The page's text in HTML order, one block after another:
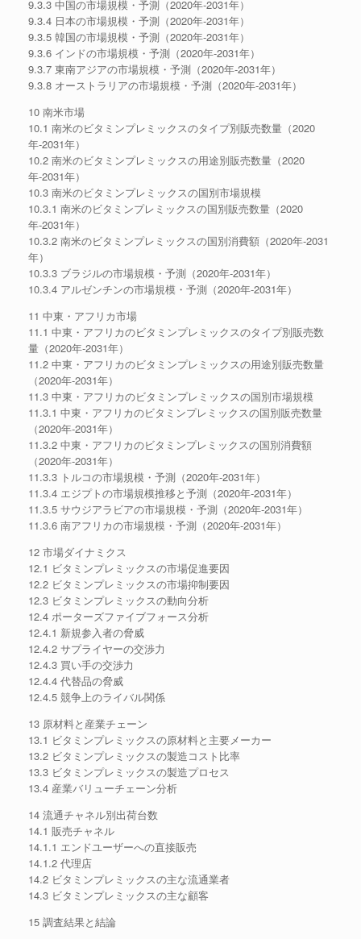
9.3.3 中国の市場規模・予測（2020年-2031年）
9.3.4 日本の市場規模・予測（2020年-2031年）
9.3.5 韓国の市場規模・予測（2020年-2031年）
9.3.6 インドの市場規模・予測（2020年-2031年）
9.3.7 東南アジアの市場規模・予測（2020年-2031年）
9.3.8 オーストラリアの市場規模・予測（2020年-2031年）
10 南米市場
10.1 南米のビタミンプレミックスのタイプ別販売数量（2020
年-2031年）
10.2 南米のビタミンプレミックスの用途別販売数量（2020
年-2031年）
10.3 南米のビタミンプレミックスの国別市場規模
10.3.1 南米のビタミンプレミックスの国別販売数量（2020
年-2031年）
10.3.2 南米のビタミンプレミックスの国別消費額（2020年-2031
年）
10.3.3 ブラジルの市場規模・予測（2020年-2031年）
10.3.4 アルゼンチンの市場規模・予測（2020年-2031年）
11 中東・アフリカ市場
11.1 中東・アフリカのビタミンプレミックスのタイプ別販売数
量（2020年-2031年）
11.2 中東・アフリカのビタミンプレミックスの用途別販売数量
（2020年-2031年）
11.3 中東・アフリカのビタミンプレミックスの国別市場規模
11.3.1 中東・アフリカのビタミンプレミックスの国別販売数量
（2020年-2031年）
11.3.2 中東・アフリカのビタミンプレミックスの国別消費額
（2020年-2031年）
11.3.3 トルコの市場規模・予測（2020年-2031年）
11.3.4 エジプトの市場規模推移と予測（2020年-2031年）
11.3.5 サウジアラビアの市場規模・予測（2020年-2031年）
11.3.6 南アフリカの市場規模・予測（2020年-2031年）
12 市場ダイナミクス
12.1 ビタミンプレミックスの市場促進要因
12.2 ビタミンプレミックスの市場抑制要因
12.3 ビタミンプレミックスの動向分析
12.4 ポーターズファイブフォース分析
12.4.1 新規参入者の脅威
12.4.2 サプライヤーの交渉力
12.4.3 買い手の交渉力
12.4.4 代替品の脅威
12.4.5 競争上のライバル関係
13 原材料と産業チェーン
13.1 ビタミンプレミックスの原材料と主要メーカー
13.2 ビタミンプレミックスの製造コスト比率
13.3 ビタミンプレミックスの製造プロセス
13.4 産業バリューチェーン分析
14 流通チャネル別出荷台数
14.1 販売チャネル
14.1.1 エンドユーザーへの直接販売
14.1.2 代理店
14.2 ビタミンプレミックスの主な流通業者
14.3 ビタミンプレミックスの主な顧客
15 調査結果と結論